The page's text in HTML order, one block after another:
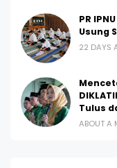
PR
Usung
22 DAYS
Tulus
ABOUT A